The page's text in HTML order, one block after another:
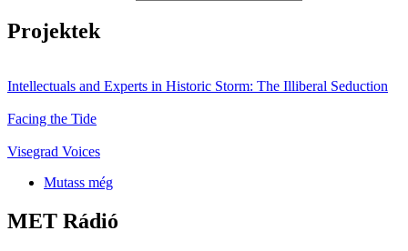
Projektek
Intellectuals and Experts in Historic Storm: The Illiberal Seduction
Facing the Tide
Visegrad Voices
Mutass még
MET Rádió